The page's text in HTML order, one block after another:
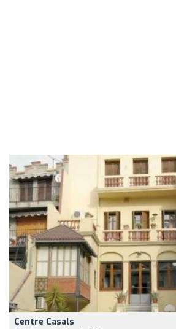
Centre Casals